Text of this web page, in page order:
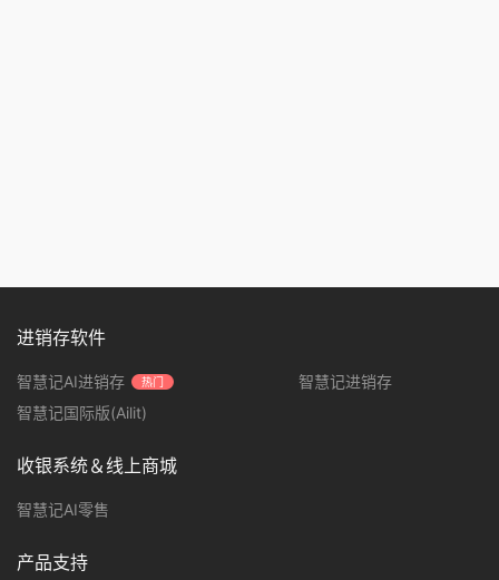
进销存软件
智慧记AI进销存 热门
智慧记进销存
智慧记国际版(Ailit)
收银系统＆线上商城
智慧记AI零售
产品支持